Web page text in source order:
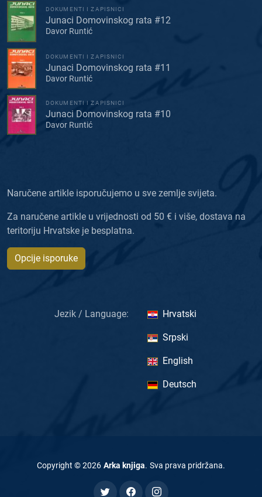
DOKUMENTI I ZAPISNICI
Junaci Domovinskog rata #12
Davor Runtić
DOKUMENTI I ZAPISNICI
Junaci Domovinskog rata #11
Davor Runtić
DOKUMENTI I ZAPISNICI
Junaci Domovinskog rata #10
Davor Runtić
Naručene artikle isporučujemo u sve zemlje svijeta.
Za naručene artikle u vrijednosti od 50 € i više, dostava na
teritoriju Hrvatske je besplatna.
Opcije isporuke
Jezik / Language: Hrvatski
Srpski
English
Deutsch
Copyright ©2026 Arka knjiga. Sva prava pridržana.